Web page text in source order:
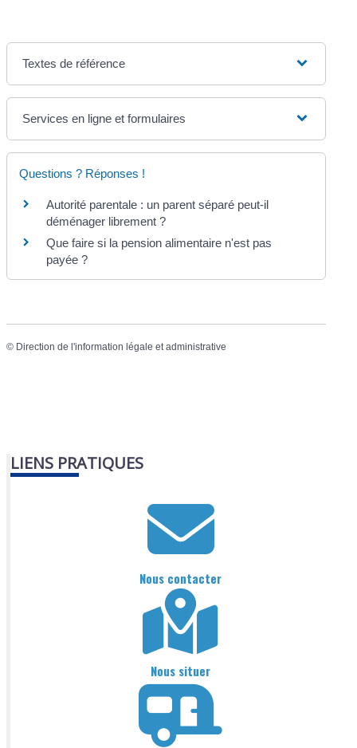
Textes de référence
Services en ligne et formulaires
Questions ? Réponses !
Autorité parentale : un parent séparé peut-il
déménager librement ?
Que faire si la pension alimentaire n'est pas
payée ?
© Direction de l'information légale et administrative
LIENS PRATIQUES
Nous contacter
Nous situer